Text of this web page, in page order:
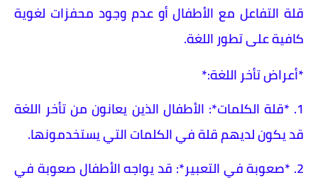
قلة التفاعل مع الأطفال أو عدم وجود محفزات لغوية
كافية على تطور اللغة.
*أعراض تأخر اللغة:*
1. *قلة الكلمات*: الأطفال الذين يعانون من تأخر اللغة
قد يكون لديهم قلة في الكلمات التي يستخدمونها.
2. *صعوبة في التعبير*: قد يواجه الأطفال صعوبة في